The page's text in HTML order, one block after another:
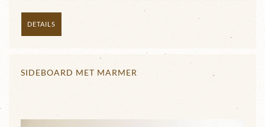
DETAILS
SIDEBOARD MET MARMER